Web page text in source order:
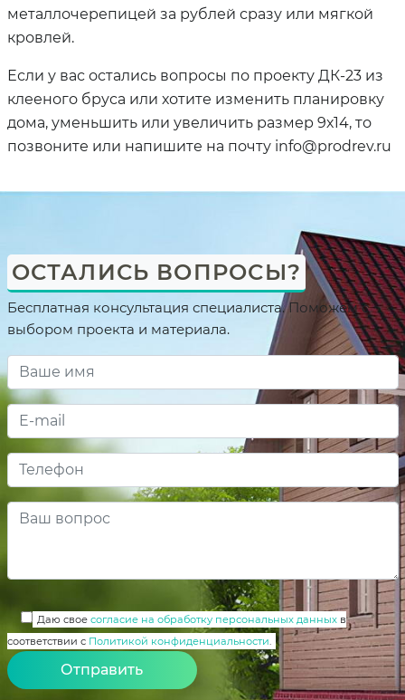
металлочерепицей за рублей сразу или мягкой
кровлей.
Если у вас остались вопросы по проекту ДК-23 из
клееного бруса или хотите изменить планировку
дома, уменьшить или увеличить размер 9х14, то
позвоните или напишите на почту info@prodrev.ru
ОСТАЛИСЬ ВОПРОСЫ?
Бесплатная консультация специалиста. Поможем с
выбором проекта и материала.
Даю свое согласие на обработку персональных данныхв
соответствии с Политикой конфиденциальности.